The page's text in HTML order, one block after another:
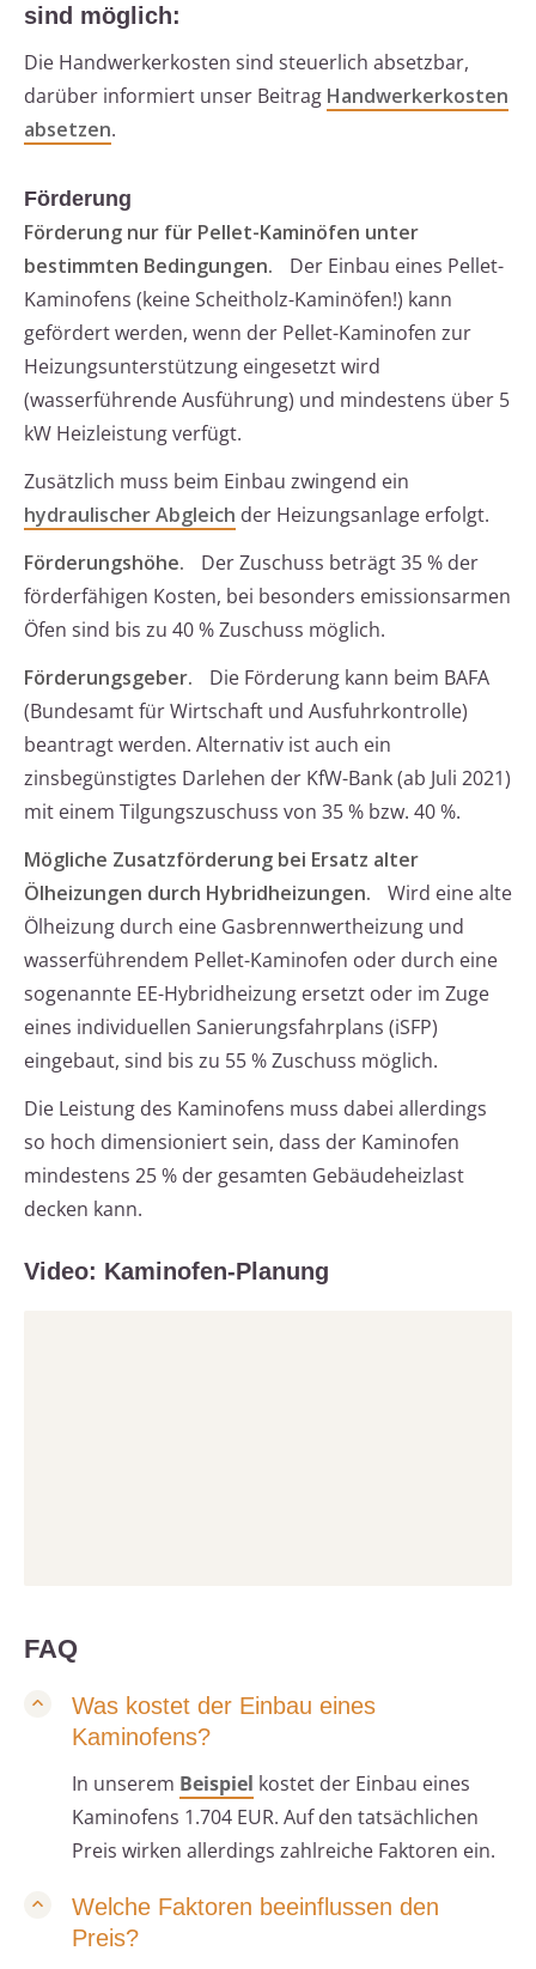
sind möglich:
Die Handwerkerkosten sind steuerlich absetzbar,
darüber informiert unser Beitrag Handwerkerkosten
absetzen.
Förderung
Förderung nur für Pellet-Kaminöfen unter
bestimmten Bedingungen.
Der Einbau eines Pellet-
Kaminofens (keine Scheitholz-Kaminöfen!) kann
gefördert werden, wenn der Pellet-Kaminofen zur
Heizungsunterstützung eingesetzt wird
(wasserführende Ausführung) und mindestens über 5
kW Heizleistung verfügt.
Zusätzlich muss beim Einbau zwingend ein
hydraulischer Abgleich der Heizungsanlage erfolgt.
Förderungshöhe.
Der Zuschuss beträgt 35 % der
förderfähigen Kosten, bei besonders emissionsarmen
Öfen sind bis zu 40 % Zuschuss möglich.
Förderungsgeber.
Die Förderung kann beim BAFA
(Bundesamt für Wirtschaft und Ausfuhrkontrolle)
beantragt werden. Alternativ ist auch ein
zinsbegünstigtes Darlehen der KfW-Bank (ab Juli 2021)
mit einem Tilgungszuschuss von 35 % bzw. 40 %.
Mögliche Zusatzförderung bei Ersatz alter
Ölheizungen durch Hybridheizungen.
Wird eine alte
Ölheizung durch eine Gasbrennwertheizung und
wasserführendem Pellet-Kaminofen oder durch eine
sogenannte EE-Hybridheizung ersetzt oder im Zuge
eines individuellen Sanierungsfahrplans (iSFP)
eingebaut, sind bis zu 55 % Zuschuss möglich.
Die Leistung des Kaminofens muss dabei allerdings
so hoch dimensioniert sein, dass der Kaminofen
mindestens 25 % der gesamten Gebäudeheizlast
decken kann.
Video: Kaminofen-Planung
FAQ
Was kostet der Einbau eines
Kaminofens?
In unserem Beispiel kostet der Einbau eines
Kaminofens 1.704 EUR. Auf den tatsächlichen
Preis wirken allerdings zahlreiche Faktoren ein.
Welche Faktoren beeinflussen den
Preis?